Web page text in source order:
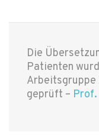
Die
Patienten
geprüft –